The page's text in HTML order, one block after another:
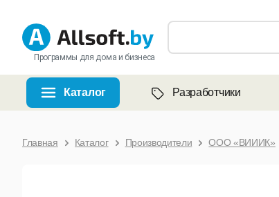
Программы для дома и бизнеса
Каталог Разработчики
Главная Каталог Производители ООО «ВИИИК»